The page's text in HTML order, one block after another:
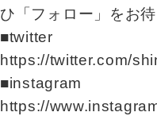
ひ「フォロー」をお
■twitter
https://twitter.com/
■instagram
https://